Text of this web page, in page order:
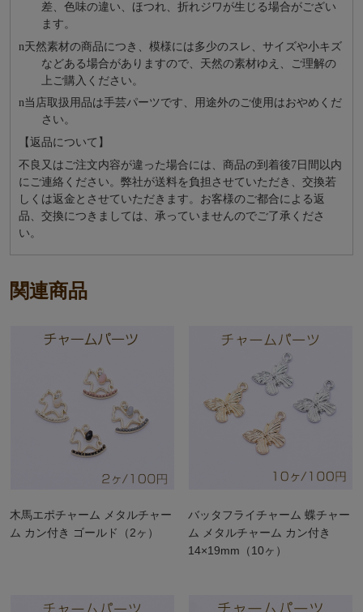
差、色味の違い、ほつれ、折れジワが生じる場合がござい
ます。
n天然素材の商品につき、模様には多少のスレ、サイズや小キズ
などある場合がありますので、天然の素材ゆえ、ご理解の
上ご購入ください。
n当店取扱用品は⼿芸パーツです、⽤途外のご使⽤はおやめくだ
さい。
【返品について】
不良又はご注文内容が違った場合には、商品の到着後7日間以内
にご連絡ください。弊社が送料を負担させていただき、交換若
しくは返金とさせていただきます。お客様のご都合による返
品、交換につきましては、承っていませんのでご了承くださ
い。
関連商品
木馬エポチャーム メタルチャー
ム カン付き ゴールド（2ヶ）
バッタフライチャーム 蝶チャー
ム メタルチャーム カン付き
14×19mm（10ヶ）